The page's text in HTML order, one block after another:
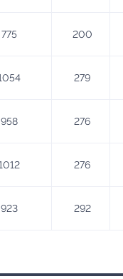
775 200
279
958 276
276
923 292